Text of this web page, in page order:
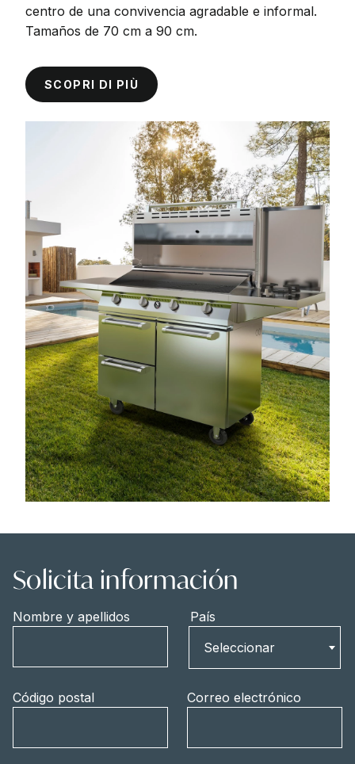
centro de una convivencia agradable e informal.
Tamaños de 70 cm a 90 cm.
SCOPRI DI PIÙ
Solicita información
Nombre y apellidos
País
Seleccionar
Código postal Correo electrónico